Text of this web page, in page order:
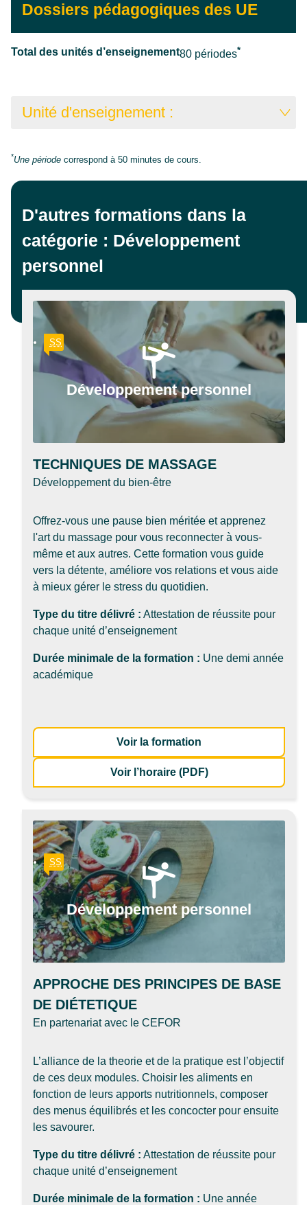
Dossiers pédagogiques des UE
Total des unités d’enseignement80 périodes*
Unité d'enseignement :
massage
*Une période correspond à 50 minutes de cours.
D'autres formations dans la
catégorie : Développement
personnel
Développement personnel
SS
TECHNIQUES DE MASSAGE
Développement du bien-être
Offrez-vous une pause bien méritée et apprenez
l'art du massage pour vous reconnecter à vous-
même et aux autres. Cette formation vous guide
vers la détente, améliore vos relations et vous aide
à mieux gérer le stress du quotidien.
Type du titre délivré : Attestation de réussite pour
chaque unité d’enseignement
Durée minimale de la formation : Une demi année
académique
Voir la formation
Voir l’horaire (PDF)de la formation
Développement personnel
SS
APPROCHE DES PRINCIPES DE BASE
DE DIÉTETIQUE
En partenariat avec le CEFOR
L’alliance de la theorie et de la pratique est l’objectif
de ces deux modules. Choisir les aliments en
fonction de leurs apports nutritionnels, composer
des menus équilibrés et les concocter pour ensuite
les savourer.
Type du titre délivré : Attestation de réussite pour
chaque unité d’enseignement
Durée minimale de la formation : Une année